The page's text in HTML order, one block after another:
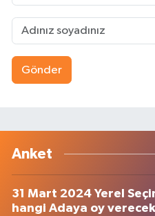
Gönder
Anket
31 Mart 2024 Yerel
hangi Adaya oy